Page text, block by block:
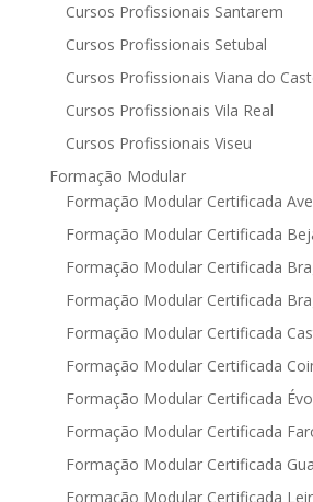
Cursos Profissionais Santarem
Cursos Profissionais Setubal
Cursos Profissionais Viana do
Cursos Profissionais Vila Real
Cursos Profissionais Viseu
Formação Modular
Formação Modular Certificada
Formação Modular Certificada
Formação Modular Certificada
Formação Modular Certificada
Formação Modular Certificada
Formação Modular Certificada
Formação Modular Certificada
Formação Modular Certificada
Formação Modular Certificada
Formação Modular Certificada